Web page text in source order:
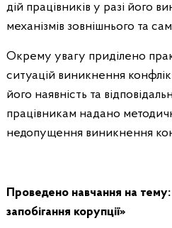
дій працівників у разі його
механізмів зовнішнього та
Окрему увагу приділено
ситуацій виникнення
його наявність та
працівникам надано
недопущення виникнення
Проведено навчання на
запобігання корупції»